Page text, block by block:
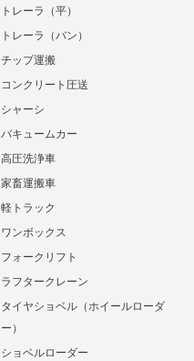
トレーラ（平）
トレーラ（バン）
チップ運搬
コンクリート圧送
シャーシ
バキュームカー
高圧洗浄車
家畜運搬車
軽トラック
ワンボックス
フォークリフト
ラフタークレーン
タイヤショベル（ホイールローダ
ー）
ショベルローダー